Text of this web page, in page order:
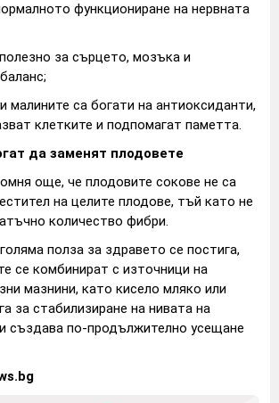
функциониране на нервната
за сърцето, мозъка и
малините са богати на антиоксиданти,
клетките и подпомагат паметта.
да заменят плодовете
още, че плодовите сокове не са
на целите плодове, тъй като не
количество фибри.
полза за здравето се постига,
се комбинират с източници на
мазнини, като кисело мляко или
за стабилизиране на нивата на
създава по-продължително усещане